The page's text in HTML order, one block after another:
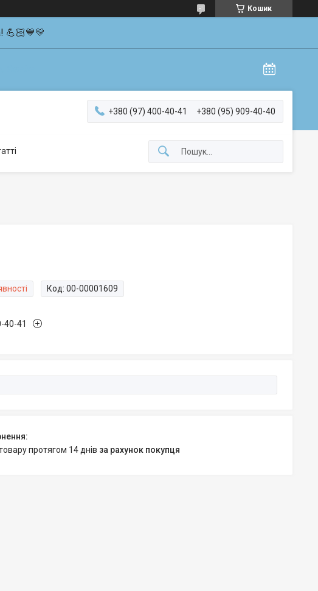
Кошик
💪🏻💙💛
+380 (97) 400-40-41 +380 (95) 909-40-40
Код: 00-00001609
40-41
протягом 14 днів за рахунок покупця